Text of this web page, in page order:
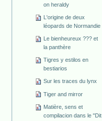
on heraldy
L'origine de deux
léopards de Normandie
Le bienheureux ??? et
la panthère
Tigres y estilos en
bestiarios
Sur les traces du lynx
Tiger and mirror
Matière, sens et
compilacion dans le "Dit